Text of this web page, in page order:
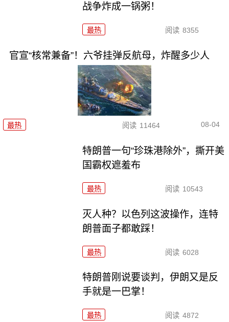
战争炸成一锅粥！
最热 阅读 8355
官宣“核常兼备”！六爷挂弹反航母，炸醒多少人
最热 阅读 11464 08-04
特朗普一句“珍珠港除外”，撕开美
国霸权遮羞布
最热 阅读 10543
灭人种？以色列这波操作，连特
朗普面子都敢踩！
最热 阅读 6028
特朗普刚说要谈判，伊朗又是反
手就是一巴掌！
最热 阅读 4872